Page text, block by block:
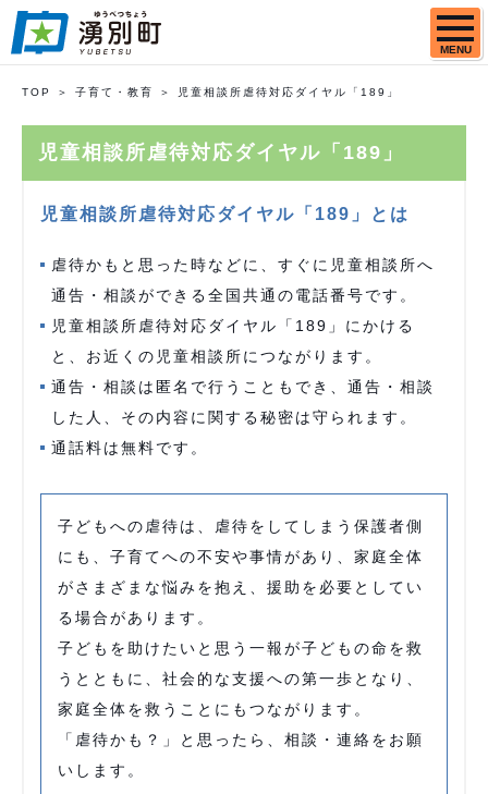
MENU
TOP 子育て・教育 児童相談所虐待対応ダイヤル「189」
児童相談所虐待対応ダイヤル「189」
児童相談所虐待対応ダイヤル「189」とは
虐待かもと思った時などに、すぐに児童相談所へ
通告・相談ができる全国共通の電話番号です。
児童相談所虐待対応ダイヤル「189」にかける
と、お近くの児童相談所につながります。
通告・相談は匿名で行うこともでき、通告・相談
した人、その内容に関する秘密は守られます。
通話料は無料です。
子どもへの虐待は、虐待をしてしまう保護者側
にも、子育てへの不安や事情があり、家庭全体
がさまざまな悩みを抱え、援助を必要としてい
る場合があります。
子どもを助けたいと思う一報が子どもの命を救
うとともに、社会的な支援への第一歩となり、
家庭全体を救うことにもつながります。
「虐待かも？」と思ったら、相談・連絡をお願
いします。